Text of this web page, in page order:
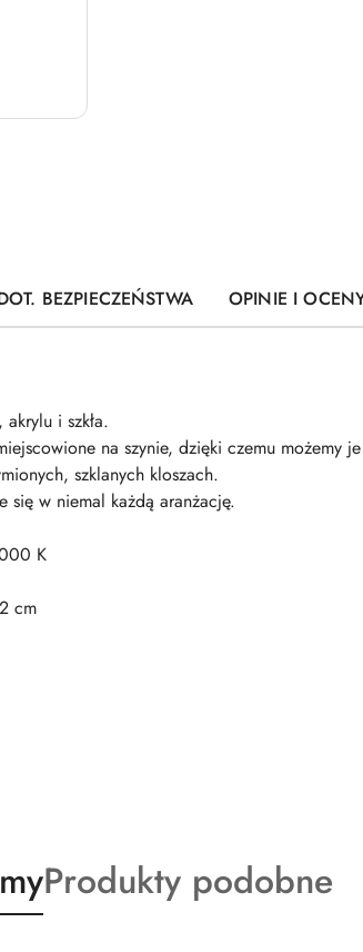
BEZPIECZEŃSTWA OPINIE I
i szkła.
na szynie, dzięki czemu możemy
szklanych kloszach.
się w niemal każdą aranżację.
K
cm
Produkty
o
Produkty podobne